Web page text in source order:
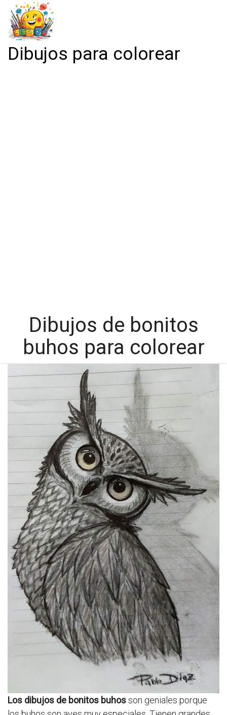
Dibujos para colorear
Dibujos de bonitos
buhos para colorear
Los dibujos de bonitos buhosson geniales porque